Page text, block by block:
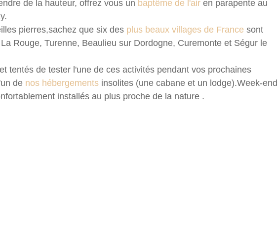
de la hauteur, offrez vous un baptême de l'air en parapente au
pierres,sachez que six des plus beaux villages de France sont
Rouge, Turenne, Beaulieu sur Dordogne, Curemonte et Ségur le
tentés de tester l'une de ces activités pendant vos prochaines
de nos hébergements insolites (une cabane et un lodge).Week-end
installés au plus proche de la nature .